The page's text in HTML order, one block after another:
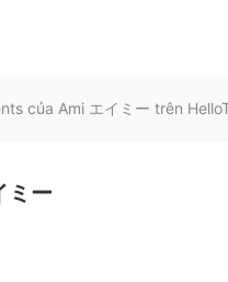
của Ami エイミー trên
ミー